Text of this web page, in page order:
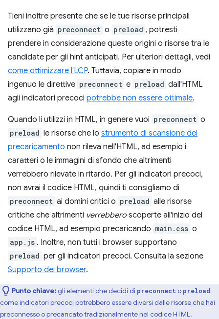
Tieni inoltre presente che se le tue risorse principali
utilizzano già preconnect o preload , potresti
prendere in considerazione queste origini o risorse tra le
candidate per gli hint anticipati. Per ulteriori dettagli, vedi
come ottimizzare l'LCP. Tuttavia, copiare in modo
ingenuo le direttive preconnect e preload dall'HTML
agli indicatori precoci potrebbe non essere ottimale.
Quando li utilizzi in HTML, in genere vuoi preconnect o
preload le risorse che lo strumento di scansione del
precaricamento non rileva nell'HTML, ad esempio i
caratteri o le immagini di sfondo che altrimenti
verrebbero rilevate in ritardo. Per gli indicatori precoci,
non avrai il codice HTML, quindi ti consigliamo di
preconnect ai domini critici o preload alle risorse
critiche che altrimenti verrebbero scoperte all'inizio del
codice HTML, ad esempio precaricando main.css o
app.js . Inoltre, non tutti i browser supportano
preload per gli indicatori precoci. Consulta la sezione
Supporto dei browser.
Punto chiave:gli elementi che decidi di preconnect o preload
come indicatori precoci potrebbero essere diversi dalle risorse che hai
preconnesso o precaricato tradizionalmente nel codice HTML.